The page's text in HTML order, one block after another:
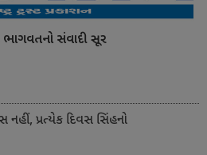
સંવાદી સૂર
નહીં, પ્રત્યેક દિવસ સિંહનો